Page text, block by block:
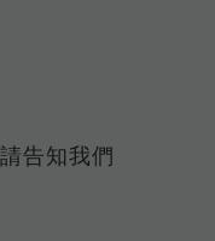
告知我們